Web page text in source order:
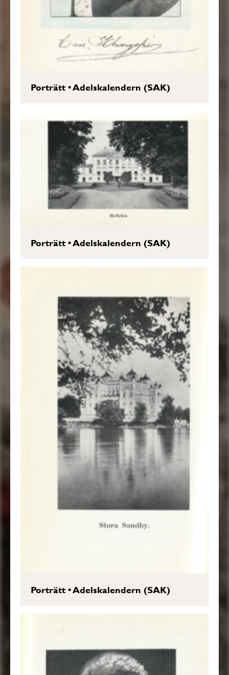
Porträtt•Adelskalendern (SAK)
Porträtt•Adelskalendern (SAK)
Porträtt•Adelskalendern (SAK)